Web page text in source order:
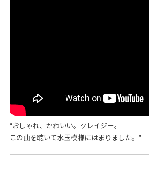
“おしゃれ、かわいい。クレイジー。
この曲を聴いて水玉模様にはまりました。”